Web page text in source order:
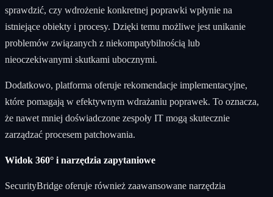
sprawdzić, czy wdrożenie konkretnej poprawki wpłynie na
istniejące obiekty i procesy. Dzięki temu możliwe jest unikanie
problemów związanych z niekompatybilnością lub
nieoczekiwanymi skutkami ubocznymi.
Dodatkowo, platforma oferuje rekomendacje implementacyjne,
które pomagają w efektywnym wdrażaniu poprawek. To oznacza,
że nawet mniej doświadczone zespoły IT mogą skutecznie
zarządzać procesem patchowania.
Widok 360° i narzędzia zapytaniowe
SecurityBridge oferuje również zaawansowane narzędzia